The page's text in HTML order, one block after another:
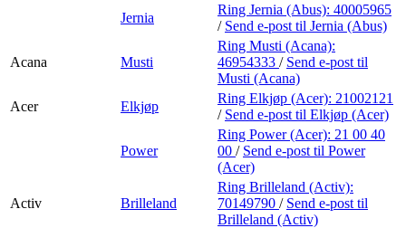
Jernia
Ring Jernia (Abus): 40005965
/ Send e-post til Jernia (Abus)
Acana Musti
Ring Musti (Acana):
46954333 / Send e-post til
Musti (Acana)
Acer
Elkjøp
Ring Elkjøp (Acer): 21002121
/ Send e-post til Elkjøp (Acer)
Power
Ring Power (Acer): 21 00 40
00 / Send e-post til Power
(Acer)
Activ Brilleland
Ring Brilleland (Activ):
70149790 / Send e-post til
Brilleland (Activ)